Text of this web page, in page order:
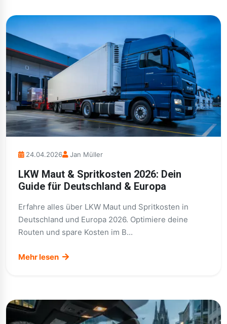
24.04.2026 Jan Müller
LKW Maut & Spritkosten 2026: Dein
Guide für Deutschland & Europa
Erfahre alles über LKW Maut und Spritkosten in
Deutschland und Europa 2026. Optimiere deine
Routen und spare Kosten im B...
Mehr lesen